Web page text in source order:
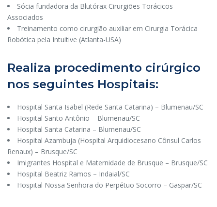
Sócia fundadora da Blutórax Cirurgiões Torácicos
Associados
Treinamento como cirurgião auxiliar em Cirurgia Torácica
Robótica pela Intuitive (Atlanta-USA)
Realiza procedimento cirúrgico
nos seguintes Hospitais:
Hospital Santa Isabel (Rede Santa Catarina) – Blumenau/SC
Hospital Santo Antônio – Blumenau/SC
Hospital Santa Catarina – Blumenau/SC
Hospital Azambuja (Hospital Arquidiocesano Cônsul Carlos
Renaux) – Brusque/SC
Imigrantes Hospital e Maternidade de Brusque – Brusque/SC
Hospital Beatriz Ramos – Indaial/SC
Hospital Nossa Senhora do Perpétuo Socorro – Gaspar/SC